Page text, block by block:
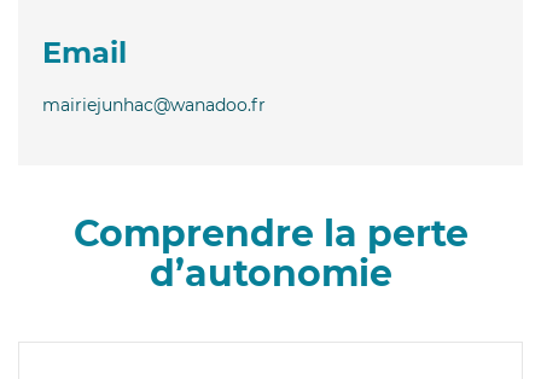
Email
mairiejunhac@wanadoo.fr
Comprendre la perte
d’autonomie